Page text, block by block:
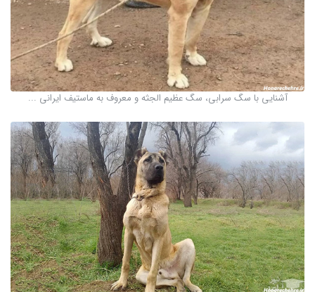
آشنایی با سگ سرابی، سگ عظیم الجثه و معروف به ماستیف ایرانی ...